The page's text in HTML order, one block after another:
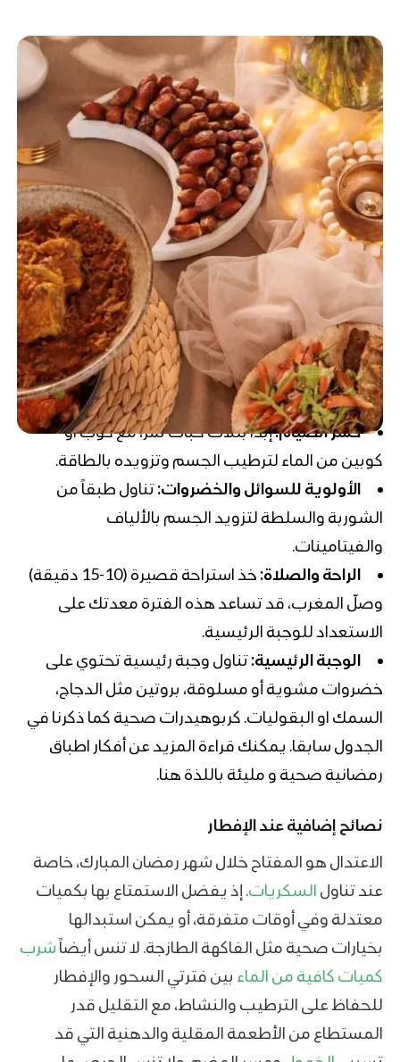
كسر الصيام:إبدا بثلاث حبات تمر، مع كوب او
كوبين من الماء لترطيب الجسم وتزويده بالطاقة.
الأولوية للسوائل والخضروات:تناول طبقاً من
الشوربة والسلطة لتزويد الجسم بالألياف
والفيتامينات.
الراحة والصلاة:
خذ استراحة قصيرة (10-15 دقيقة)
وصلّ المغرب، قد تساعد هذه الفترة معدتك على
الاستعداد للوجبة الرئيسية.
الوجبة الرئيسية:تناول وجبة رئيسية تحتوي على
خضروات مشوية أو مسلوقة، بروتين مثل الدجاج،
السمك او البقوليات. كربوهيدرات صحية كما ذكرنا في
الجدول سابقا. يمكنك قراءة المزيد عنأفكار اطباق
رمضانية صحية و مليئة باللذة هنا.
نصائح إضافية عند الإفطار
الاعتدال هو المفتاح خلال شهر رمضان المبارك، خاصة
عند تناول السكريات. إذ يفضل الاستمتاع بها بكميات
معتدلة وفي أوقات متفرقة، أو يمكن استبدالها
بخيارات صحية مثل الفاكهة الطازجة. لا تنس أيضاً شرب
كميات كافية من الماء بين فترتي السحور والإفطار
للحفاظ على الترطيب والنشاط، مع التقليل قدر
المستطاع من الأطعمة المقلية والدهنية التي قد